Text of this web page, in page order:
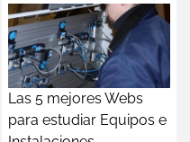
Las 5 mejores Webs
para estudiar Equipos e